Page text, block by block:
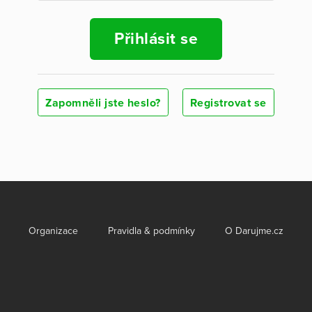
Přihlásit se
Zapomněli jste heslo? Registrovat se
Organizace Pravidla & podmínky O Darujme.cz